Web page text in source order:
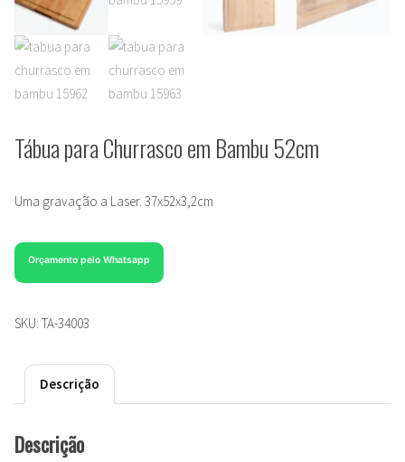
Tábua para Churrasco em Bambu 52cm
Uma gravação a Laser. 37x52x3,2cm
Orçamento pelo Whatsapp
SKU: TA-34003
Descrição
Descrição